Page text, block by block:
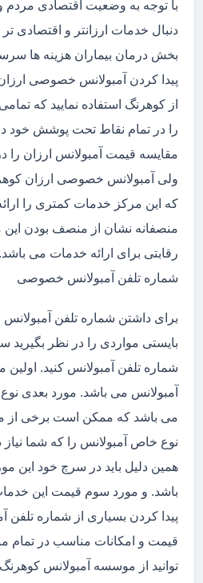
با توجه به وضعیت اقتصادی مردم
دنبال خدمات ارزانتر و اقتصادی
بخش درمان بیماران هزینه ها
پیدا کردن آمبولانس خصوصی
از کوهرنگ استفاده نمایید که
را در تمام نقاط تحت پوشش خود
مقایسه قیمت آمبولانس ارزان را
ولی آمبولانس خصوصی ارزان
که این مرکز خدمات کمتری را
منصفانه نشان از منصف بودن
رقابتی برای ارائه خدمات می باشد.
شماره تلفن آمبولانس خصوصی
برای داشتن شماره تلفن
بایستی مواردی را در نظر بگیرید
شماره تلفن آمبولانس کنید.
آمبولانس می باشد. مورد بعدی
می باشد که ممکن است برخی از
نوع خاص آمبولانس را که شما نیاز
همین دلیل باید در سرچ خود این
باشد. و مورد سوم قیمت این
پیدا کردن بسیاری از شماره
قیمت و امکانات مناسب در تمام
توانید از موسسه آمبولانس